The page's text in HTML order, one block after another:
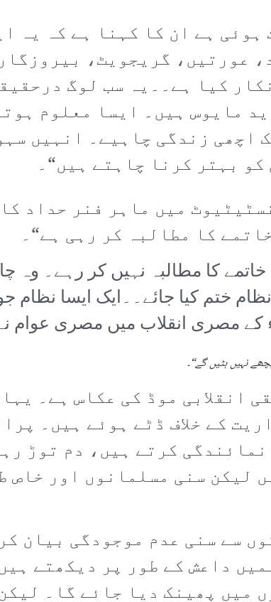
ہے ان کا کہنا ہے کہ یہ
عورتیں، گریجویٹ،
کیا ہے۔۔یہ سب لوگ
مایوس ہیں۔ ایسا معلوم
اچھی زندگی چاہیے۔ انہیں
بہتر کرنا چاہتے ہیں“۔
میں ماہر فنر حداد
کا مطالبہ کر رہی ہے“۔
ختم کیا جائے۔۔ایک ایسا نظام
نہیں ہٹیں گے“۔
انقلابی موڈ کی عکاس ہے۔
کے خلاف ڈٹے ہوئے ہیں۔
کرتے ہیں، دم توڑ
لیکن سنی مسلمانوں اور
سے سنی عدم موجودگی بیان
داعش کے طور پر دیکھتے
میں پھینک دیا جائے گا۔